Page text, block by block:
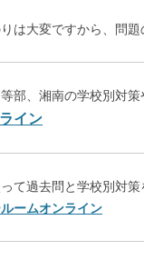
は大変ですから、問題
部、湘南の学校別対
イン
て過去問と学校別対
ームオンライン